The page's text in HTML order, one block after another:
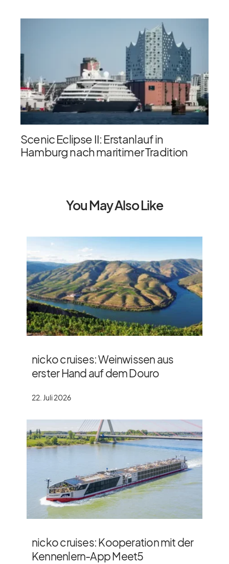
Scenic Eclipse II: Erstanlauf in
Hamburg nach maritimer Tradition
You May Also Like
nicko cruises: Weinwissen aus
erster Hand auf dem Douro
22. Juli 2026
nicko cruises: Kooperation mit der
Kennenlern-App Meet5